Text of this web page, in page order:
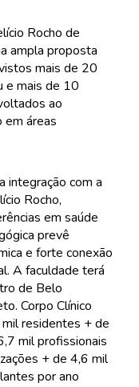
Rocho de
ampla proposta
mais de 20
e mais de 10
ao
em áreas
integração com a
Rocho,
em saúde
prevê
e forte conexão
A faculdade terá
de Belo
Corpo Clínico
residentes + de
mil profissionais
+ de 4,6 mil
por ano